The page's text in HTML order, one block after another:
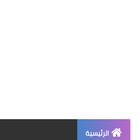
الرئيسية